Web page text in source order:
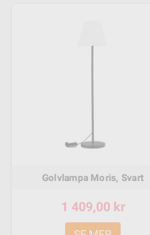
Golvlampa Moris, Svart
1 409,00 kr